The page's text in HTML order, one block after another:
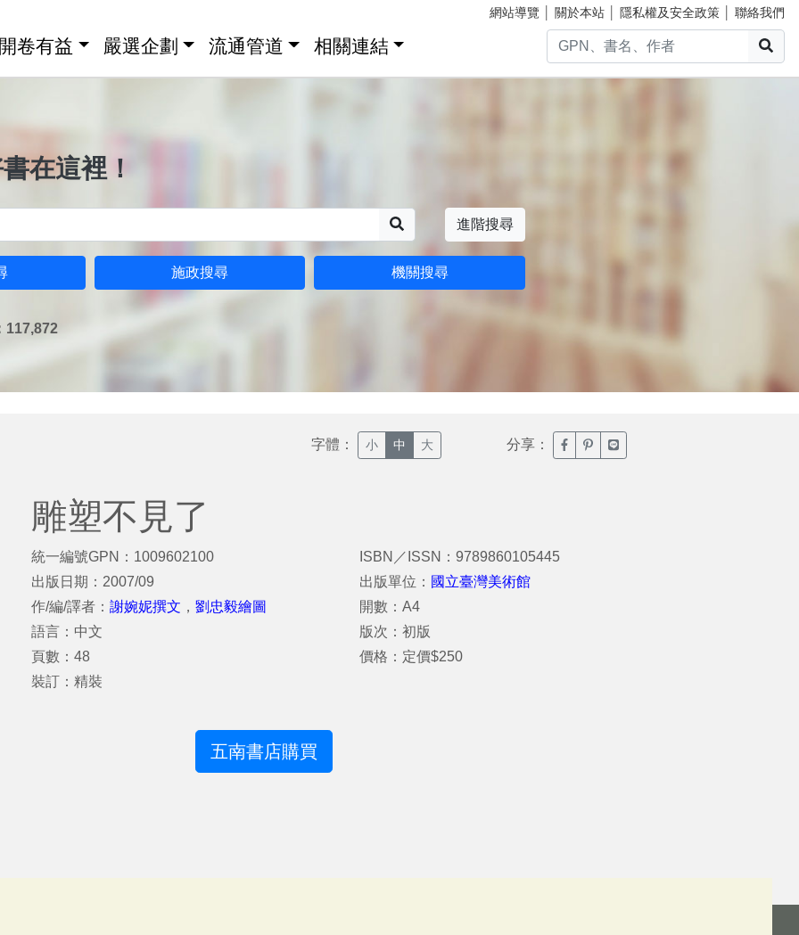
網站導覽 關於本站 隱私權及安全政策 聯絡我們
卷有益 嚴選企劃 流通管道 相關連結
在這裡！
進階搜尋
施政搜尋 機關搜尋
117,872
字體： 小 中 大 分享： 臉書分享(另開新視窗)
噗浪分享(另開新視窗)
Line分享(另開新視窗)
雕塑不見了
統一編號GPN：1009602100
出版日期：2007/09
作/編/譯者： 謝婉妮撰文 ， 劉忠毅繪圖
語言：中文
頁數：48
裝訂：精裝
ISBN／ISSN：9789860105445
出版單位： 國立臺灣美術館
開數：A4
版次：初版
價格：定價$250
五南書店購買